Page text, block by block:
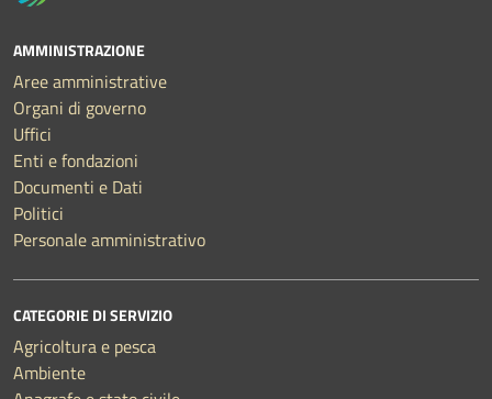
AMMINISTRAZIONE
Aree amministrative
Organi di governo
Uffici
Enti e fondazioni
Documenti e Dati
Politici
Personale amministrativo
CATEGORIE DI SERVIZIO
Agricoltura e pesca
Ambiente